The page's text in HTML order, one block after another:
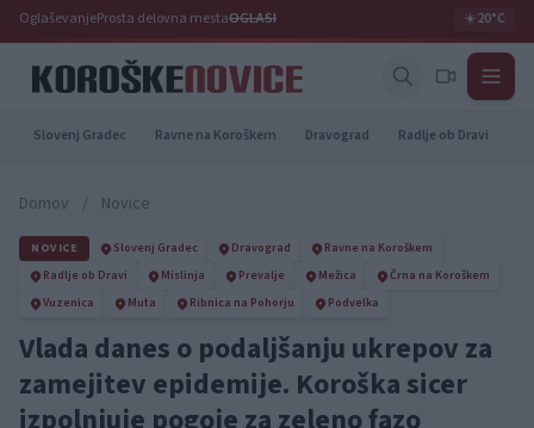
OglaševanjeProsta delovna mestaOGLASI ☀️20°C
Slovenj Gradec Ravne na Koroškem Dravograd Radlje ob Dravi
Domov / Novice
NOVICE Slovenj Gradec Dravograd
Ravne na Koroškem
Radlje ob Dravi
Mislinja Prevalje Mežica
Črna na Koroškem
Vuzenica
Muta Ribnica na Pohorju Podvelka
Vlada danes o podaljšanju ukrepov za
zamejitev epidemije. Koroška sicer